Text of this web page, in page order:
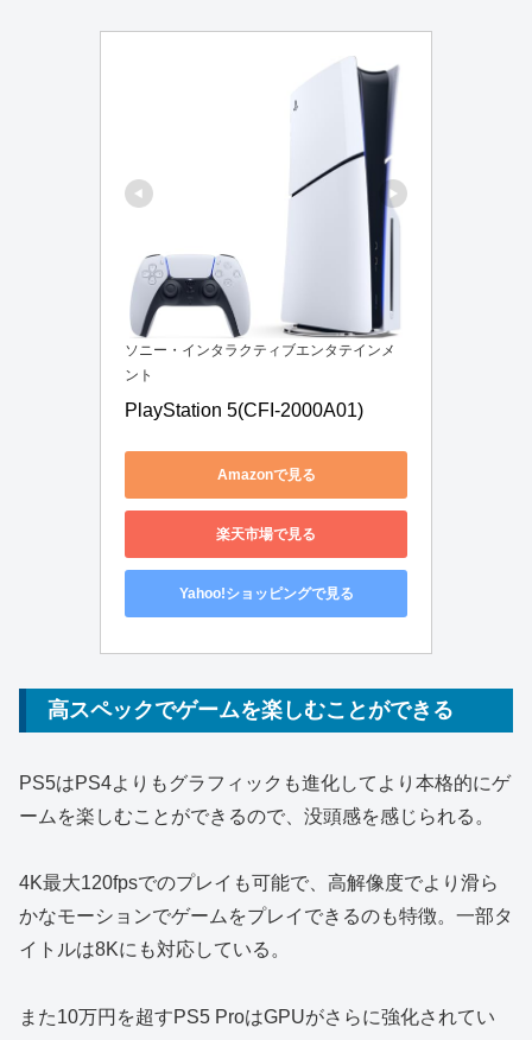
ソニー・インタラクティブエンタテインメ
ント
PlayStation 5(CFI-2000A01)
Amazonで見る
楽天市場で見る
Yahoo!ショッピングで見る
高スペックでゲームを楽しむことができる
PS5はPS4よりもグラフィックも進化してより本格的にゲ
ームを楽しむことができるので、没頭感を感じられる。
4K最大120fpsでのプレイも可能で、高解像度でより滑ら
かなモーションでゲームをプレイできるのも特徴。一部タ
イトルは8Kにも対応している。
また10万円を超すPS5 ProはGPUがさらに強化されてい